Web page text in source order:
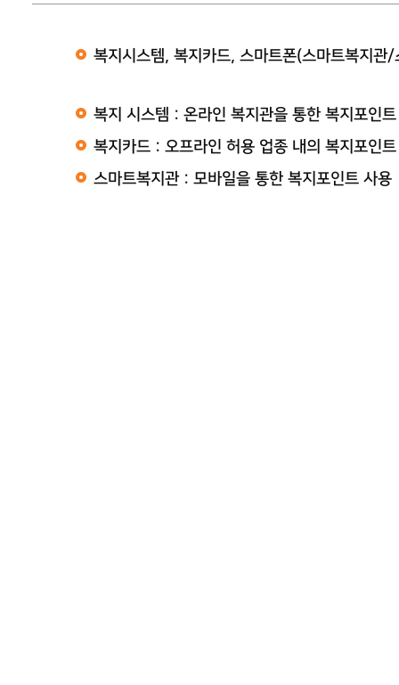
복지시스템, 복지카드, 스마트폰(스마트복지관
복지 시스템 : 온라인 복지관을 통한 복지포인
복지카드 : 오프라인 허용 업종 내의 복지포인
스마트복지관 : 모바일을 통한 복지포인트 사용